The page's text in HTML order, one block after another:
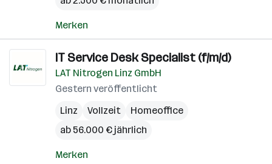
Merken
IT Service Desk Specialist (f/m/d)
LAT Nitrogen Linz GmbH
Gestern veröffentlicht
Linz
Vollzeit
Homeoffice
ab 56.000 € jährlich
Merken